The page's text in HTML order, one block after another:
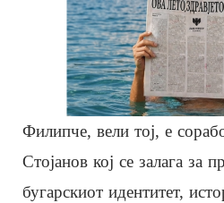
Филипче, вели тој, е
Стојанов кој се залага за
бугарскиот идентитет,